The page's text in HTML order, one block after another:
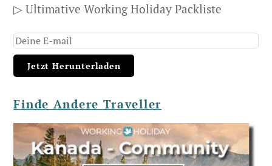
▷ Ultimative Working Holiday Packliste
Finde Andere Traveller